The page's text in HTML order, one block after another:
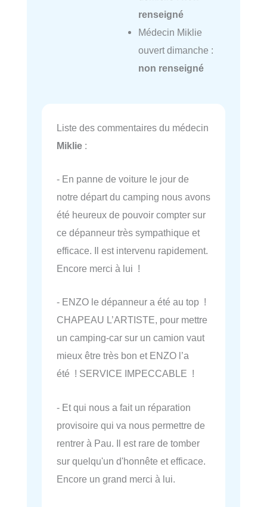
renseigné
Médecin Miklie
ouvert dimanche :
non renseigné
Liste des commentaires du médecin
Miklie :
- En panne de voiture le jour de
notre départ du camping nous avons
été heureux de pouvoir compter sur
ce dépanneur très sympathique et
efficace. Il est intervenu rapidement.
Encore merci à lui !
- ENZO le dépanneur a été au top !
CHAPEAU L’ARTISTE, pour mettre
un camping-car sur un camion vaut
mieux être très bon et ENZO l’a
été ! SERVICE IMPECCABLE !
- Et qui nous a fait un réparation
provisoire qui va nous permettre de
rentrer à Pau. Il est rare de tomber
sur quelqu'un d'honnête et efficace.
Encore un grand merci à lui.